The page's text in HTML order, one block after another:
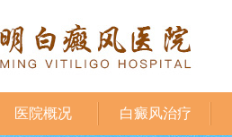
医院概况 白癜风治疗